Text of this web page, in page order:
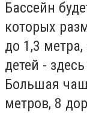
Бассейн
которых
до 1,3
детей -
Большая
метров, 8